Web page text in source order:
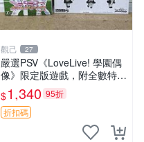
觀己 27
嚴選PSV《LoveLive! 學園偶
像》限定版遊戲，附全數特典
收藏必備 School Idol Paradis
e Vol.1 特典 PSV 游樂機
$1,340 95折
折扣碼